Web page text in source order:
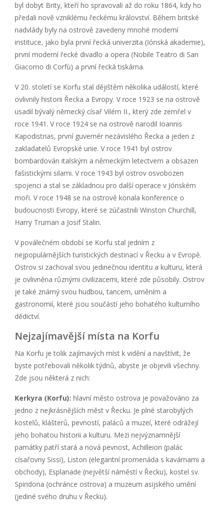
byl dobyt Brity, kteří ho spravovali až do roku 1864, kdy ho
předali nově vzniklému řeckému království. Během britské
nadvlády byly na ostrově zavedeny mnohé moderní
instituce, jako byla první řecká univerzita (Iónská akademie),
první moderní řecké divadlo a opera (Nobile Teatro di San
Giacomo di Corfù) a první řecká tiskárna.
V 20. století se Korfu stal dějištěm několika událostí, které
ovlivnily historii Řecka a Evropy. V roce 1923 se na ostrově
usadil bývalý německý císař Vilém II., který zde zemřel v
roce 1941. V roce 1924 se na ostrově narodil Ioannis
Kapodistrias, první guvernér nezávislého Řecka a jeden z
zakladatelů Evropské unie. V roce 1941 byl ostrov
bombardován italským a německým letectvem a obsazen
fašistickými silami. V roce 1943 byl ostrov osvobozen
spojenci a stal se základnou pro další operace v Jónském
moři. V roce 1948 se na ostrově konala konference o
budoucnosti Evropy, které se zúčastnili Winston Churchill,
Harry Truman a Josif Stalin.
V poválečném období se Korfu stal jedním z
nejpopulárnějších turistických destinací v Řecku a v Evropě.
Ostrov si zachoval svou jedinečnou identitu a kulturu, která
je ovlivněna různými civilizacemi, které zde působily. Ostrov
je také známý svou hudbou, tancem, uměním a
gastronomií, které jsou součástí jeho bohatého kulturního
dědictví.
Nejzajímavější místa na Korfu
Na Korfu je tolik zajímavých míst k vidění a navštívit, že
byste potřebovali několik týdnů, abyste je objevili všechny.
Zde jsou některá z nich:
Kerkyra (Korfu): hlavní město ostrova je považováno za
jedno z nejkrásnějších měst v Řecku. Je plné starobylých
kostelů, klášterů, pevností, paláců a muzeí, které odrážejí
jeho bohatou historii a kulturu. Mezi nejvýznamnější
památky patří stará a nová pevnost, Achilleion (palác
císařovny Sissi), Liston (elegantní promenáda s kavárnami a
obchody), Esplanade (největší náměstí v Řecku), kostel sv.
Spiridona (ochránce ostrova) a muzeum asijského umění
(jediné svého druhu v Řecku).